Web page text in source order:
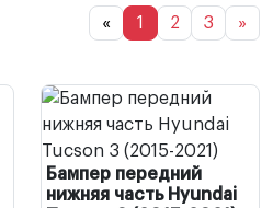
« 1 2 3 »
Бампер передний
нижняя часть Hyundai